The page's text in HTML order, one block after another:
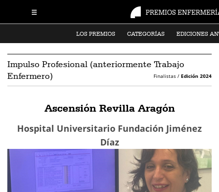
LOS PREMIOS CATEGORÍAS EDICIONES
Impulso Profesional (anteriormente Trabajo
Enfermero)
Finalistas / Edición 2024
Ascensión Revilla Aragón
Hospital Universitario Fundación Jiménez
Díaz